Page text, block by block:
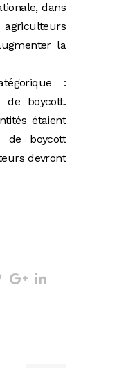
dans
la
:
de boycott.
étaient
de boycott
devront